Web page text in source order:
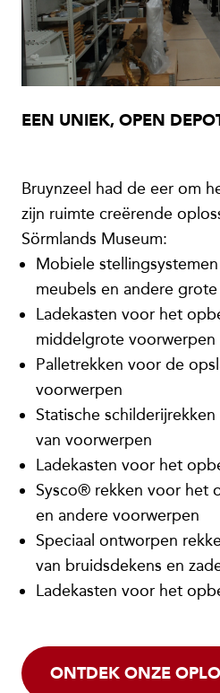
EEN UNIEK, OPEN
Bruynzeel had de eer om
zijn ruimte creërende
Sörmlands Museum:
Mobiele
meubels en andere
Ladekasten voor het
middelgrote voorwerpen
Palletrekken voor de
voorwerpen
Statische
van voorwerpen
Ladekasten voor het
Sysco® rekken voor het
en andere voorwerpen
Speciaal ontworpen
van bruidsdekens en
Ladekasten voor het
ONTDEK ONZE